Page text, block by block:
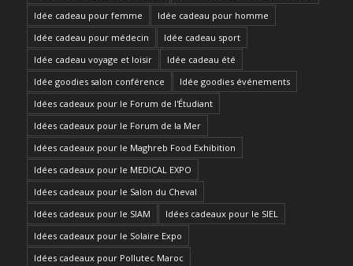
Idée cadeau pour femme
Idée cadeau pour homme
Idée cadeau pour médecin
Idée cadeau sport
Idée cadeau voyage et loisir
Idée cadeau été
Idée goodies salon conférence
Idée goodies événements
Idées cadeaux pour le Forum de l'Étudiant
Idées cadeaux pour le Forum de la Mer
Idées cadeaux pour le Maghreb Food Exhibition
Idées cadeaux pour le MEDICAL EXPO
Idées cadeaux pour le Salon du Cheval
Idées cadeaux pour le SIAM
Idées cadeaux pour le SIEL
Idées cadeaux pour le Solaire Expo
Idées cadeaux pour Pollutec Maroc